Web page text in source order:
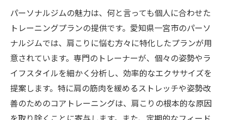
パーソナルジムの魅力は、何と言っても個人に合わせた
トレーニングプランの提供です。愛知県一宮市のパーソ
ナルジムでは、肩こりに悩む方々に特化したプランが用
意されています。専門のトレーナーが、個々の姿勢やラ
イフスタイルを細かく分析し、効率的なエクササイズを
提案します。特に肩の筋肉を緩めるストレッチや姿勢改
善のためのコアトレーニングは、肩こりの根本的な原因